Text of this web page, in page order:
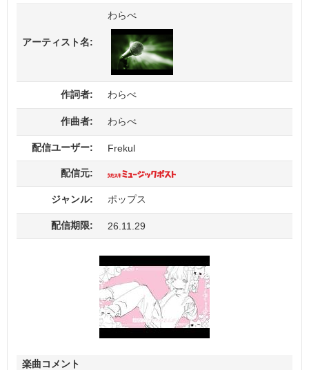
アーティスト名:
わらべ
作詞者: わらべ
作曲者: わらべ
配信ユーザー: Frekul
配信元:
ジャンル: ポップス
配信期限: 26.11.29
楽曲コメント